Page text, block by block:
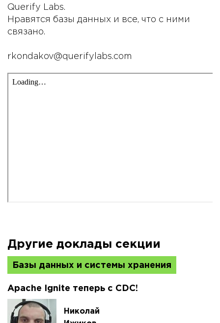
Querify Labs.
Нравятся базы данных и все, что с ними
связано.
rkondakov@querifylabs.com
Другие доклады секции
Базы данных и системы хранения
Apache Ignite теперь с CDC!
Николай